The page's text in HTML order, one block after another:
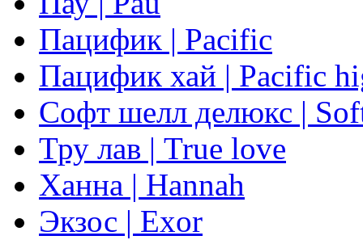
Пацифик | Pacific
Пацифик хай | Pacific
Софт шелл делюкс |
Тру лав | True love
Ханна | Hannah
Экзос | Exor